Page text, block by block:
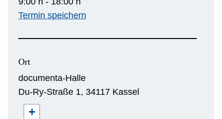
Termin speichern
Ort
documenta-Halle
Du-Ry-Straße 1, 34117 Kassel
+